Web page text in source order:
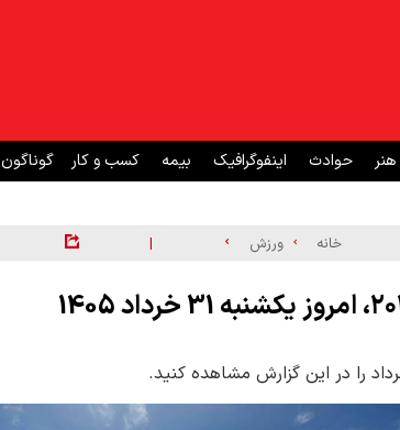
حوادث اینفوگرافیک بیمه کسب و کار گوناگون
خانه ورزش |